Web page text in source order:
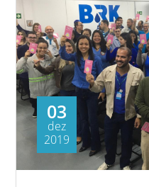
03
dez
2019